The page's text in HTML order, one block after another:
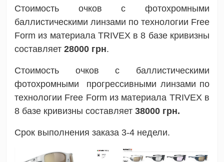
Стоимость очков с фотохромными
баллистическими линзами по технологии Free
Form из материала TRIVEX в 8 базе кривизны
составляет 28000 грн.
Стоимость очков с баллистическими
фотохромными прогрессивными линзами по
технологии Free Form из материала TRIVEX в
8 базе кривизны составляет 38000 грн.
Срок выполнения заказа 3-4 недели.